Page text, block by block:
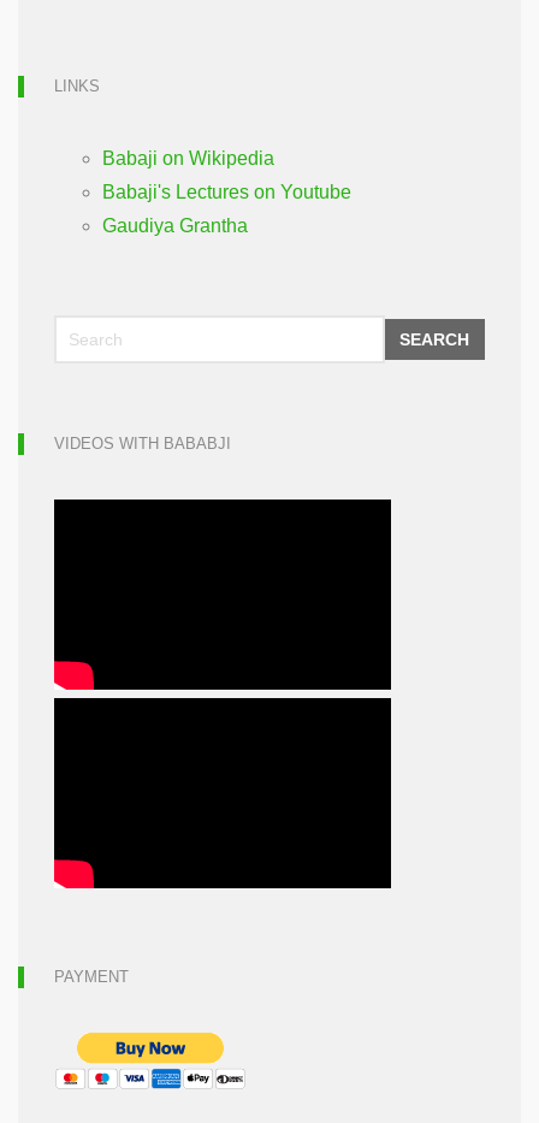
LINKS
Babaji on Wikipedia
Babaji's Lectures on Youtube
Gaudiya Grantha
SEARCH
VIDEOS WITH BABABJI
PAYMENT